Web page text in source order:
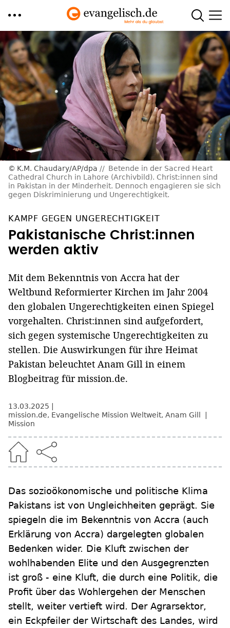
Direkt
zum
Inhalt
K.M. Chaudary/AP/dpa
Betende in der Sacred Heart
Cathedral Church in Lahore (Archivbild). Christ:innen sind
in Pakistan in der Minderheit. Dennoch engagieren sie sich
gegen Diskriminierung und Ungerechtigkeit.
KAMPF GEGEN UNGERECHTIGKEIT
Pakistanische Christ:innen
werden aktiv
Mit dem Bekenntnis von Accra hat der
Weltbund Reformierter Kirchen im Jahr 2004
den globalen Ungerechtigkeiten einen Spiegel
vorgehalten. Christ:innen sind aufgefordert,
sich gegen systemische Ungerechtigkeiten zu
stellen. Die Auswirkungen für ihre Heimat
Pakistan beleuchtet Anam Gill in einem
Blogbeitrag für mission.de.
13.03.2025
mission.de, Evangelische Mission Weltweit, Anam Gill
Mission
Das sozioökonomische und politische Klima
Pakistans ist von Ungleichheiten geprägt. Sie
spiegeln die im Bekenntnis von Accra (auch
Erklärung von Accra) dargelegten globalen
Bedenken wider. Die Kluft zwischen der
wohlhabenden Elite und den Ausgegrenzten
ist groß - eine Kluft, die durch eine Politik, die
Profit über das Wohlergehen der Menschen
stellt, weiter vertieft wird. Der Agrarsektor,
ein Eckpfeiler der Wirtschaft des Landes, wird